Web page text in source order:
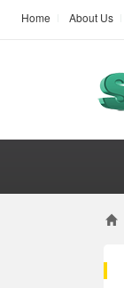
Home About Us